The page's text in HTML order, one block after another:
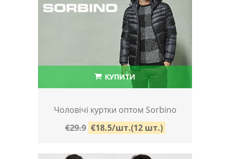
КУПИТИ
Чоловічі куртки оптом Sorbino
€29.9 €18.5/шт.(12 шт.)